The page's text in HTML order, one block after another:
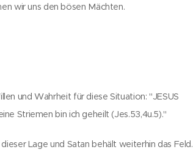
wir uns den bösen Mächten.
und Wahrheit für diese Situation: "JESUS
Striemen bin ich geheilt (Jes.53,4u.5)."
Lage und Satan behält weiterhin das Feld.